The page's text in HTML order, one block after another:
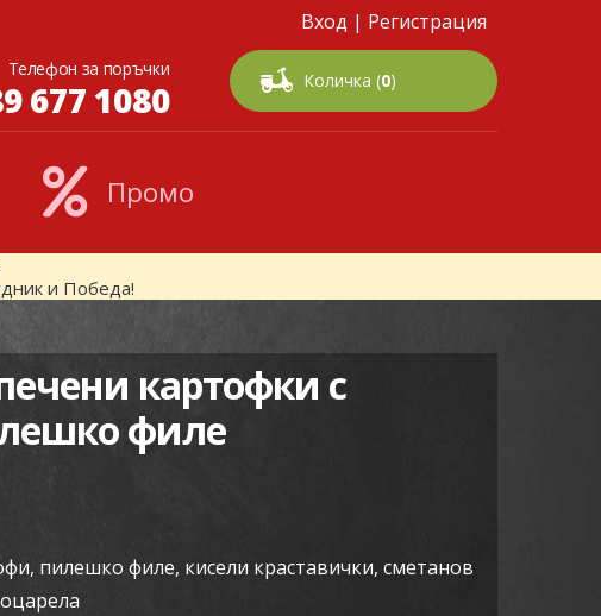
Вход | Регистрация
Телефон за поръчки
677 1080 Количка (0)
Промо
и Победа!
картофки с
филе
пилешко филе, кисели краставички, сметанов